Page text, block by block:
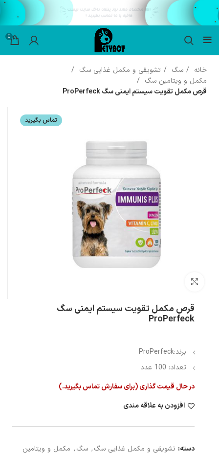
0
خانه سگ
تشویقی و مکمل غذایی سگ
مکمل و ویتامین سگ
قرص مکمل تقویت سیستم ایمنی سگ ProPerfeck
تماس بگیرید
قرص مکمل تقویت سیستم ایمنی سگ
ProPerfeck
برند:ProPerfeck
تعداد: 100 عدد
در حال قیمت گذاری (برای سفارش تماس بگیرید.)
افزودن به علاقه مندی
دسته: تشویقی و مکمل غذایی سگ, سگ, مکمل و ویتامین